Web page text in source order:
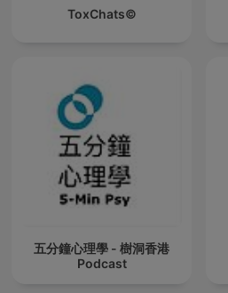
ToxChats©
五分鐘心理學 - 樹洞香港
Podcast